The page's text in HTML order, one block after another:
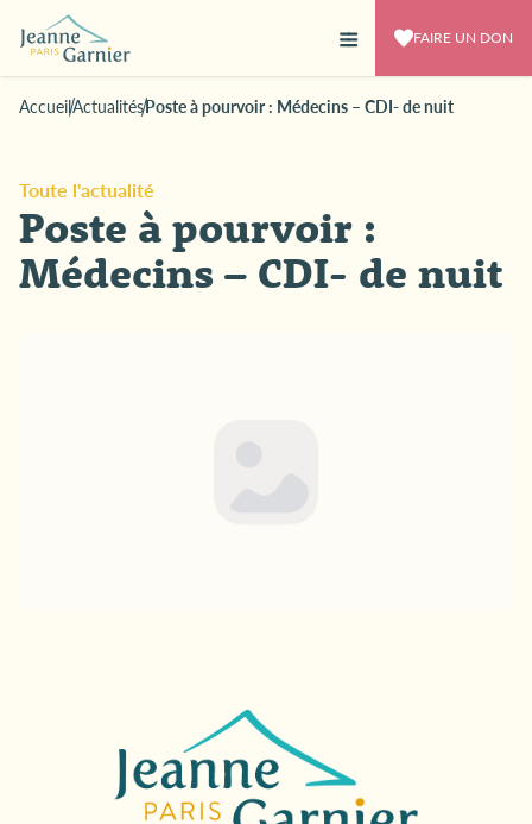
FAIRE UN DON
AccueilActualitésPoste à pourvoir : Médecins – CDI- de nuit
Toute l'actualité
Poste à pourvoir :
Médecins – CDI- de nuit